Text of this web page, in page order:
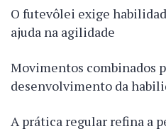
O futevôlei exige
ajuda na agilidade
Movimentos combinados
desenvolvimento da
A prática regular refina a